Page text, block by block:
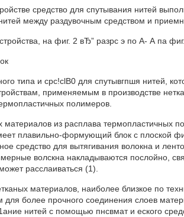
средство для спутывания нитей
между раздувочным средством и
на фиг. 2 вЂ” разрс э по А- А па фиг.
типа и срс!clB0 для спутывгпшя нитей,
применяемым в производстве
полимеров.
материалов из расплава термопластичных
плавильно-формующий блок с плоской
средство для вытягивания волокна и
волскна накладываются послойно,
расслаиваться (1).
материалов, наиболее близкое по
для более прочного соединения слоев
нитей с помощью пнсвмат и еского